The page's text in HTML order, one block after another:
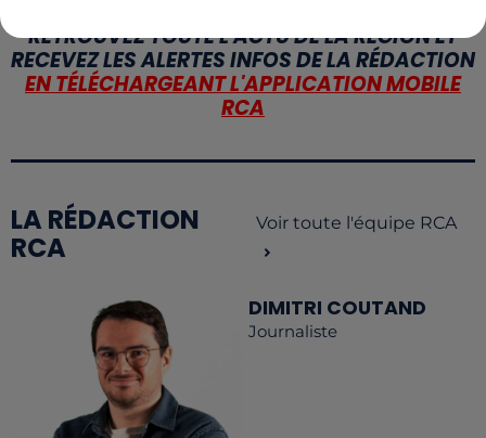
RETROUVEZ TOUTE L'ACTU DE LA RÉGION ET
RECEVEZ LES ALERTES INFOS DE LA RÉDACTION
EN TÉLÉCHARGEANT L'APPLICATION MOBILE
RCA
LA RÉDACTION
RCA
Voir toute l'équipe RCA
DIMITRI COUTAND
Journaliste